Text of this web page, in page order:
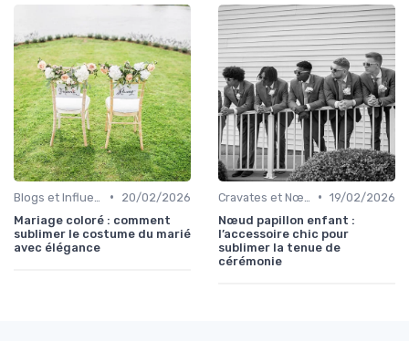
•
20/02/2026
Mariage coloré : comment
sublimer le costume du marié
avec élégance
• 19/02/2026
Nœud papillon enfant :
l’accessoire chic pour
sublimer la tenue de
cérémonie